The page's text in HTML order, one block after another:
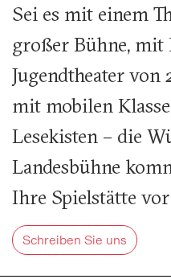
Sei es mit einem
großer Bühne, mit
Jugendtheater von
mit mobilen
Lesekisten – die
Landesbühne
Ihre Spielstätte
Schreiben Sie uns